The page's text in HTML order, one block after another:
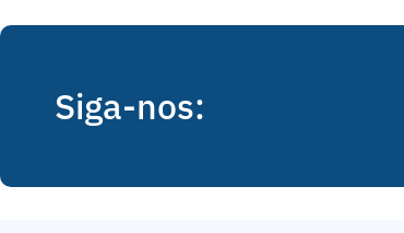
Siga-nos: